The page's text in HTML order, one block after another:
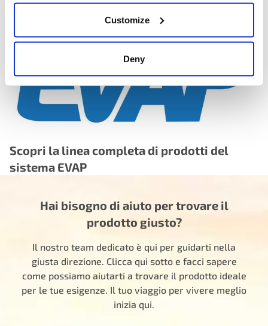
Customize
Deny
Scopri la linea completa di prodotti del
sistema EVAP
Hai bisogno di aiuto per trovare il
prodotto giusto?
Il nostro team dedicato è qui per guidarti nella
giusta direzione. Clicca qui sotto e facci sapere
come possiamo aiutarti a trovare il prodotto ideale
per le tue esigenze. Il tuo viaggio per vivere meglio
inizia qui.